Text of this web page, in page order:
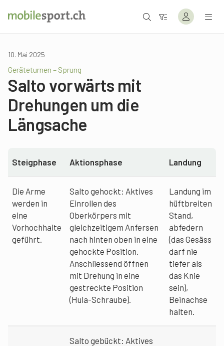
10. Mai 2025
Geräteturnen – Sprung
Salto vorwärts mit
Drehungen um die
Längsache
Steigphase Aktionsphase Landung
Die Arme
werden in
eine
Vorhochhalte
geführt.
Salto gehockt: Aktives
Einrollen des
Oberkörpers mit
gleichzeitigem Anfersen
nach hinten oben in eine
gehockte Position.
Anschliessend öffnen
mit Drehung in eine
gestreckte Position
(Hula-Schraube).
Landung im
hüftbreiten
Stand,
abfedern
(das Gesäss
darf nie
tiefer als
das Knie
sein),
Beinachse
halten.
Salto gebückt: Aktives